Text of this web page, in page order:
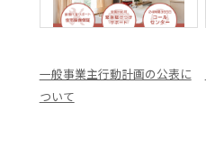
一般事業主行動計画の公表に
ついて